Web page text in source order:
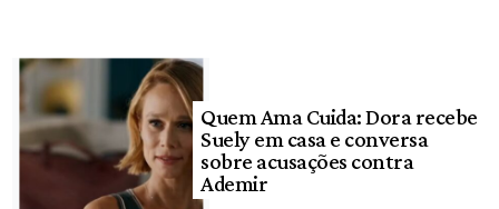
Quem Ama Cuida: Dora recebe
Suely em casa e conversa
sobre acusações contra
Ademir